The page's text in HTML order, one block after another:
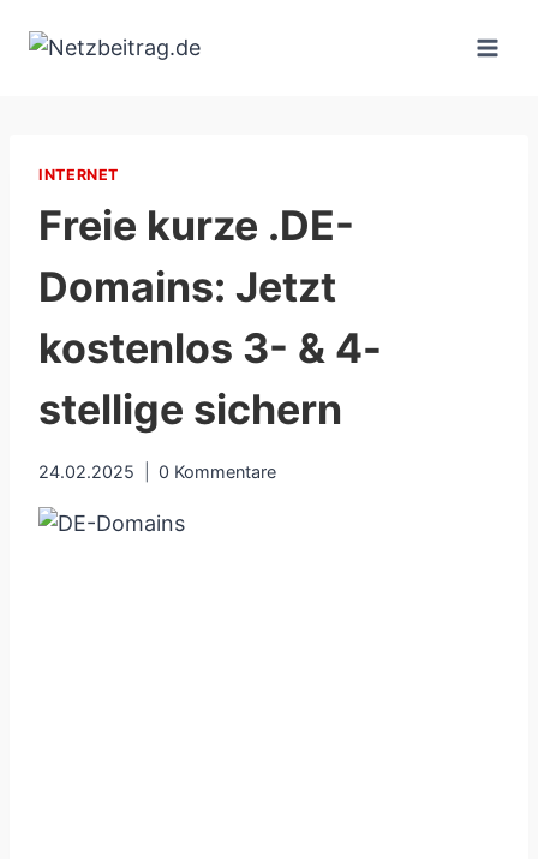
Inhalt
INTERNET
Freie kurze .DE-
Domains: Jetzt
kostenlos 3- & 4-
stellige sichern
24.02.2025 0 Kommentare